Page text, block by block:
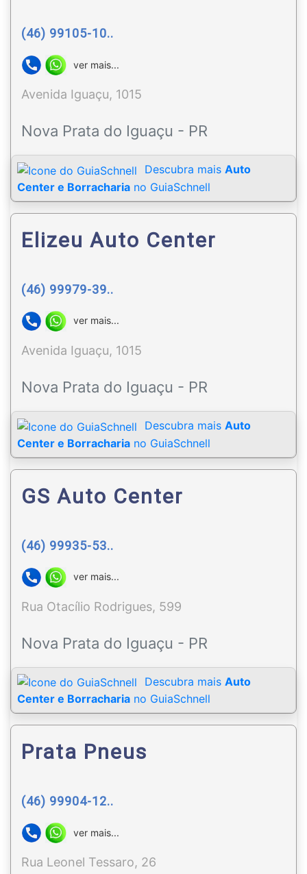
(46) 99105-10..
ver mais...
Avenida Iguaçu, 1015
Nova Prata do Iguaçu - PR
Descubra mais Auto
Center e Borracharia no GuiaSchnell
Elizeu Auto Center
(46) 99979-39..
ver mais...
Avenida Iguaçu, 1015
Nova Prata do Iguaçu - PR
Descubra mais Auto
Center e Borracharia no GuiaSchnell
GS Auto Center
(46) 99935-53..
ver mais...
Rua Otacílio Rodrigues, 599
Nova Prata do Iguaçu - PR
Descubra mais Auto
Center e Borracharia no GuiaSchnell
Prata Pneus
(46) 99904-12..
ver mais...
Rua Leonel Tessaro, 26